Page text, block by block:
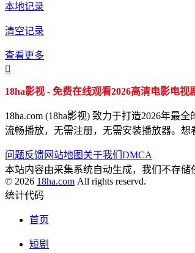
本地记录
清空记录
查看更多

18ha影视 - 免费在线观看2026高清电影电视
18ha.com (18ha影视) 致力于打造2026年
流畅播放，无需注册，无需安装播放器。想
问题反馈网站地图 关于我们 DMCA
本站内容由采集系统自动生成，我们不存储
© 2026 18ha.com All rights reservd.
统计代码
首页
短剧